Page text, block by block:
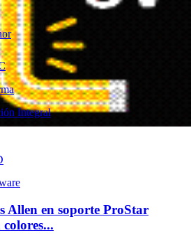
Integral
Allen en soporte ProStar